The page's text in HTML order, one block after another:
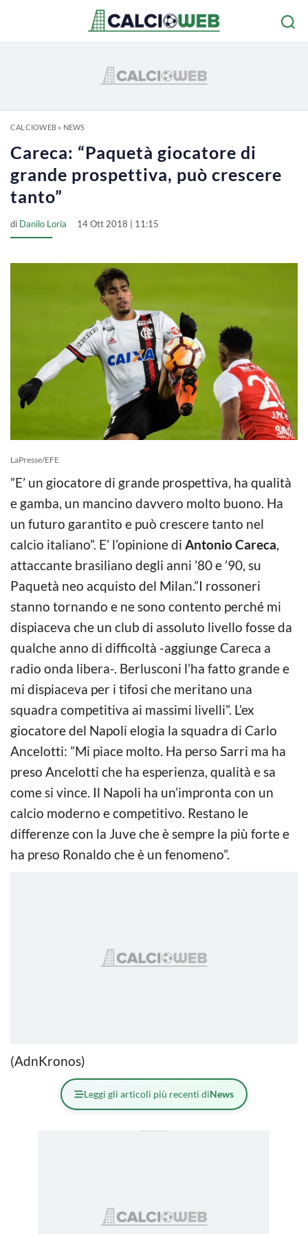
CALCIOWEB» NEWS
Careca: “Paquetà giocatore di
grande prospettiva, può crescere
tanto”
di Danilo Loria 14 Ott 2018 | 11:15
LaPresse/EFE
”E’ un giocatore di grande prospettiva, ha qualità
e gamba, un mancino davvero molto buono. Ha
un futuro garantito e può crescere tanto nel
calcio italiano”. E’ l’opinione di Antonio Careca,
attaccante brasiliano degli anni ’80 e ’90, su
Paquetà neo acquisto del Milan.”I rossoneri
stanno tornando e ne sono contento perché mi
dispiaceva che un club di assoluto livello fosse da
qualche anno di difficoltà -aggiunge Careca a
radio onda libera-. Berlusconi l’ha fatto grande e
mi dispiaceva per i tifosi che meritano una
squadra competitiva ai massimi livelli”. L’ex
giocatore del Napoli elogia la squadra di Carlo
Ancelotti: ”Mi piace molto. Ha perso Sarri ma ha
preso Ancelotti che ha esperienza, qualità e sa
come si vince. Il Napoli ha un’impronta con un
calcio moderno e competitivo. Restano le
differenze con la Juve che è sempre la più forte e
ha preso Ronaldo che è un fenomeno”.
(AdnKronos)
Leggi gli articoli più recenti diNews